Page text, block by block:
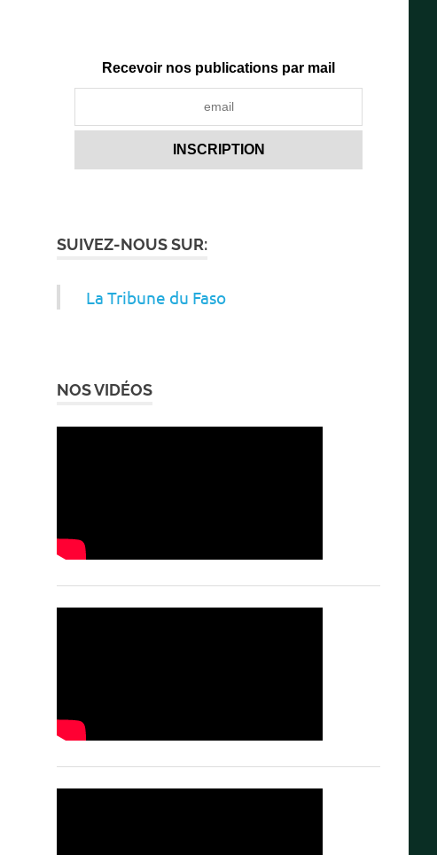
Recevoir nos publications par mail
SUIVEZ-NOUS SUR:
La Tribune du Faso
NOS VIDÉOS